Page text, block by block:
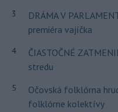
3
DRÁMA V
premiéra vajíčka
4
ČIASTOČNÉ
stredu
5
Očovská folklórna
folklórne kolektívy